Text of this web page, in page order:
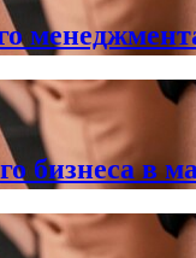
бизнеса в